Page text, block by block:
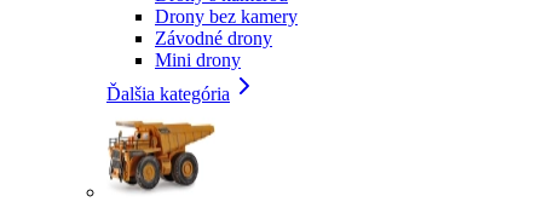
Drony bez kamery
Závodné drony
Mini drony
Ďalšia kategória